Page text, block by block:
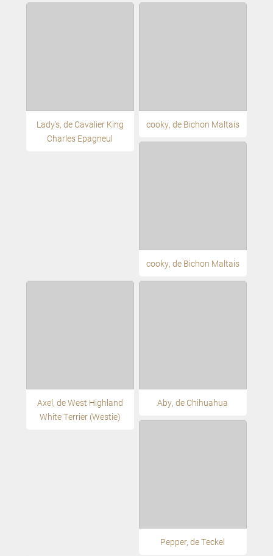
Lady's, de Cavalier King
Charles Epagneul
cooky, de Bichon Maltais
cooky, de Bichon Maltais
Axel, de West Highland
White Terrier (Westie)
Aby, de Chihuahua
Pepper, de Teckel